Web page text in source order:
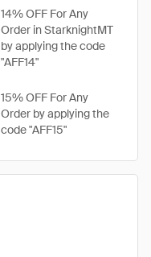
14% OFF For Any
Order in StarknightMT
by applying the code
"AFF14"
15% OFF For Any
Order by applying the
code "AFF15"